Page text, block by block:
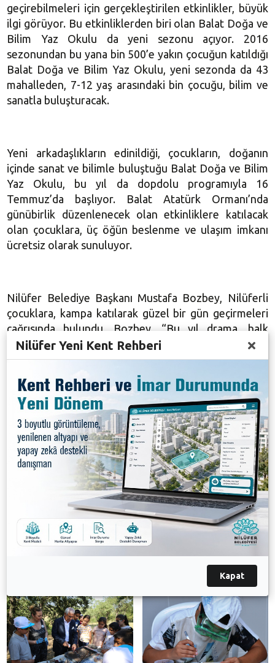
geçirebilmeleri için gerçekleştirilen etkinlikler, büyük
ilgi görüyor. Bu etkinliklerden biri olan Balat Doğa ve
Bilim Yaz Okulu da yeni sezonu açıyor. 2016
sezonundan bu yana bin 500’e yakın çocuğun katıldığı
Balat Doğa ve Bilim Yaz Okulu, yeni sezonda da 43
mahalleden, 7-12 yaş arasındaki bin çocuğu, bilim ve
sanatla buluşturacak.
Yeni arkadaşlıkların edinildiği, çocukların, doğanın
içinde sanat ve bilimle buluştuğu Balat Doğa ve Bilim
Yaz Okulu, bu yıl da dopdolu programıyla 16
Temmuz’da başlıyor. Balat Atatürk Ormanı’nda
günübirlik düzenlenecek olan etkinliklere katılacak
olan çocuklara, üç öğün beslenme ve ulaşım imkanı
ücretsiz olarak sunuluyor.
Nilüfer Belediye Başkanı Mustafa Bozbey, Nilüferli
çocuklara, kampa katılarak güzel bir gün geçirmeleri
çağrısında bulundu. Bozbey, “Bu yıl drama, halk
oyunları, resim, ritim, ebru ve bilim atölyelerinin
gerçekleştirileceği Balat Doğa ve Bilim Yaz Okulu’na
katılacak olan çocuklar, hem öğrenecek hem de keyifli
bir gün geçirecek. 16 Temmuz’da Kültür Mahallesi
çocuklarının katılımıyla başlayacak olan Balat Doğa ve
Bilim Yaz Okulu, 10 Ağustos Perşembe günü Yolçatı
ve Doğanköy Mahallesi çocuklarının katılacağı
programla sona erecek. Bütün çocuklarımızı bu süre
içinde kampa katılmaya davet ediyorum” dedi. 7-12
yaş arası çocuklarını, Balat Doğa ve Bilim Yaz
Okulu’na göndermek isteyen aileler, bulundukları
mahallelerin muhtarlıklarına giderek başvuru yapabilir
ve 452 45 00 numaralı hattan bilgi alabilir.
Nilüfer Yeni Kent Rehberi
Kapat